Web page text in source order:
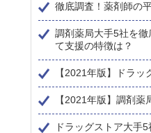
徹底調査！薬剤師の
調剤薬局大手5社を
て支援の特徴は？
【2021年版】ドラ
【2021年版】調剤
ドラッグストア大手